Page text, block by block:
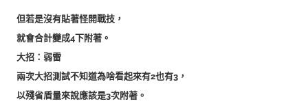
但若是沒有貼著怪開戰技，
就會合計變成4下附著。
大招：弱雷
兩次大招測試不知道為啥看起來有2也有3，
以殘省盾量來說應該是3次附著。